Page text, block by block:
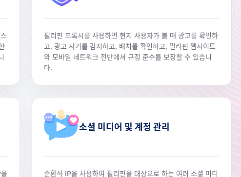
필리핀 프록시를 사용하면 현지 사용자가 볼 때 광고를 확인하
고, 광고 사기를 감지하고, 배치를 확인하고, 필리핀 웹사이트
와 모바일 네트워크 전반에서 규정 준수를 보장할 수 있습니
다.
소셜 미디어 및 계정 관리
순환식 IP을 사용하여 필리핀을 대상으로 하는 여러 소셜 미디